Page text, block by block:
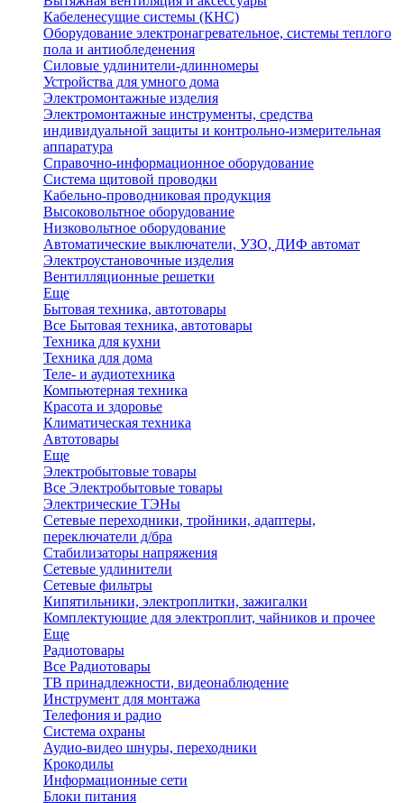
Кабеленесущие системы (КНС)
Оборудование электронагревательное, системы теплого
пола и антиобледенения
Силовые удлинители-длинномеры
Устройства для умного дома
Электромонтажные изделия
Электромонтажные инструменты, средства
индивидуальной защиты и контрольно-измерительная
аппаратура
Справочно-информационное оборудование
Система щитовой проводки
Кабельно-проводниковая продукция
Высоковольтное оборудование
Низковольтное оборудование
Автоматические выключатели, УЗО, ДИФ автомат
Электроустановочные изделия
Вентилляционные решетки
Еще
Бытовая техника, автотовары
Все Бытовая техника, автотовары
Техника для кухни
Техника для дома
Теле- и аудиотехника
Компьютерная техника
Красота и здоровье
Климатическая техника
Автотовары
Еще
Электробытовые товары
Все Электробытовые товары
Электрические ТЭНы
Сетевые переходники, тройники, адаптеры,
переключатели д/бра
Стабилизаторы напряжения
Сетевые удлинители
Сетевые фильтры
Кипятильники, электроплитки, зажигалки
Комплектующие для электроплит, чайников и прочее
Еще
Радиотовары
Все Радиотовары
ТВ принадлежности, видеонаблюдение
Инструмент для монтажа
Телефония и радио
Система охраны
Аудио-видео шнуры, переходники
Крокодилы
Информационные сети
Блоки питания